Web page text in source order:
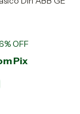
% OFF
Pix